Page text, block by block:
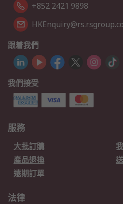
+852 2421 9898
跟着我們
我們接受
服務
大批訂購
產品退換
遠期訂單
法律